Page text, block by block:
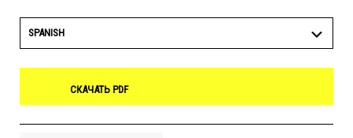
SPANISH
СКАЧАТЬ PDF